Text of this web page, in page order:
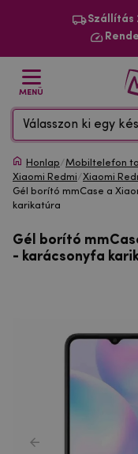
Szállítás
MENÜ
Válasszon ki egy
Honlap/Mobiltelefon
Xiaomi Redmi/Xiaomi
Gél borító mmCase a
karikatúra
Gél borító
- karácsonyfa